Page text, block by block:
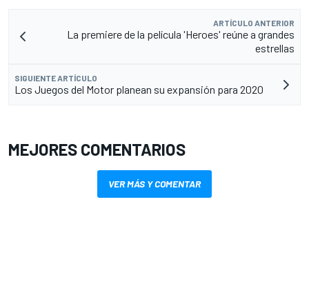
ARTÍCULO ANTERIOR
La premiere de la película 'Heroes' reúne a grandes
estrellas
SIGUIENTE ARTÍCULO
Los Juegos del Motor planean su expansión para 2020
MEJORES COMENTARIOS
VER MÁS Y COMENTAR